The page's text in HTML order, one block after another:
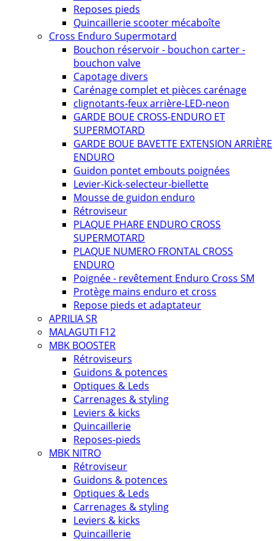
Reposes pieds
Quincaillerie scooter mécaboîte
Cross Enduro Supermotard
Bouchon réservoir - bouchon carter -
bouchon valve
Capotage divers
Carénage complet et pièces carénage
clignotants-feux arrière-LED-neon
GARDE BOUE CROSS-ENDURO ET
SUPERMOTARD
GARDE BOUE BAVETTE EXTENSION ARRIÈRE
ENDURO
Guidon pontet embouts poignées
Levier-Kick-selecteur-biellette
Mousse de guidon enduro
Rétroviseur
PLAQUE PHARE ENDURO CROSS
SUPERMOTARD
PLAQUE NUMERO FRONTAL CROSS
ENDURO
Poignée - revêtement Enduro Cross SM
Protège mains enduro et cross
Repose pieds et adaptateur
APRILIA SR
MALAGUTI F12
MBK BOOSTER
Rétroviseurs
Guidons & potences
Optiques & Leds
Carrenages & styling
Leviers & kicks
Quincaillerie
Reposes-pieds
MBK NITRO
Rétroviseur
Guidons & potences
Optiques & Leds
Carrenages & styling
Leviers & kicks
Quincaillerie